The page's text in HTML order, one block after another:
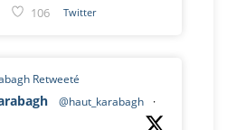
106 Twitter
Retweeté
@haut_karabagh
·